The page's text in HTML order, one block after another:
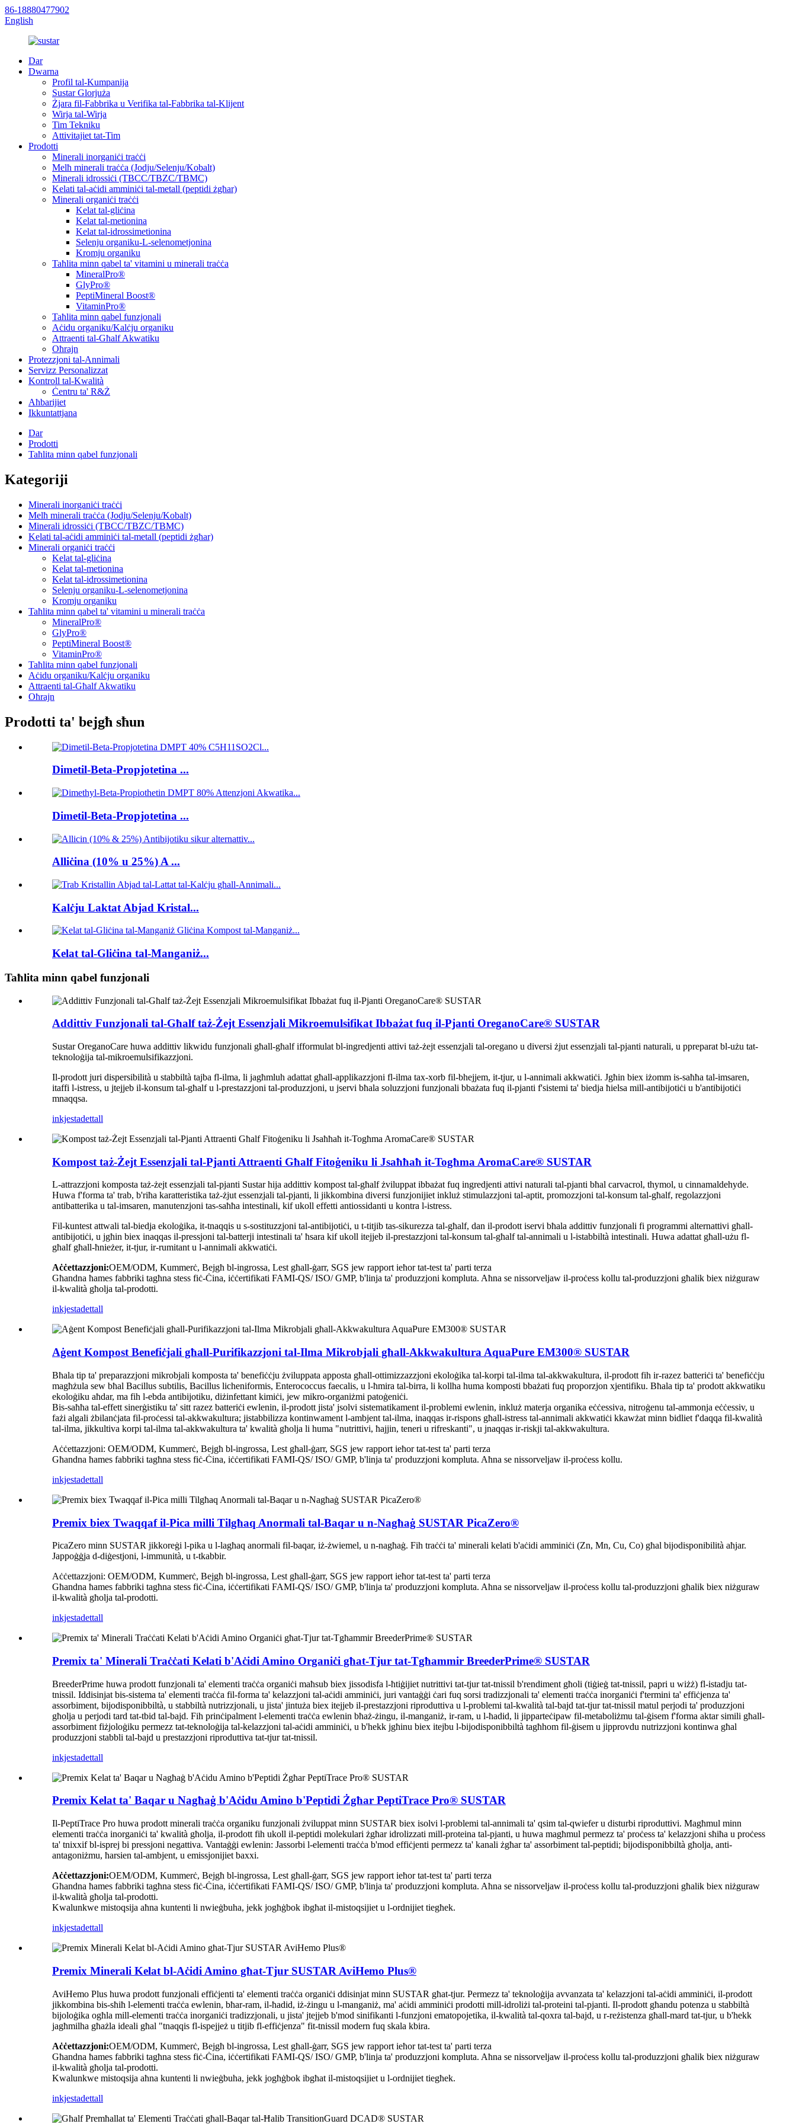
86-18880477902
English
Dar
Dwarna
Profil tal-Kumpanija
Sustar Glorjuża
Żjara fil-Fabbrika u Verifika tal-Fabbrika tal-Klijent
Wirja tal-Wirja
Tim Tekniku
Attivitajiet tat-Tim
Prodotti
Minerali inorganiċi traċċi
Melħ minerali traċċa (Jodju/Selenju/Kobalt)
Minerali idrossiċi (TBCC/TBZC/TBMC)
Kelati tal-aċidi amminiċi tal-metall (peptidi żgħar)
Minerali organiċi traċċi
Kelat tal-gliċina
Kelat tal-metionina
Kelat tal-idrossimetionina
Selenju organiku-L-selenometjonina
Kromju organiku
Taħlita minn qabel ta' vitamini u minerali traċċa
MineralPro®
GlyPro®
PeptiMineral Boost®
VitaminPro®
Taħlita minn qabel funzjonali
Aċidu organiku/Kalċju organiku
Attraenti tal-Għalf Akwatiku
Oħrajn
Protezzjoni tal-Annimali
Servizz Personalizzat
Kontroll tal-Kwalità
Ċentru ta' R&Ż
Aħbarijiet
Ikkuntattjana
Dar
Prodotti
Taħlita minn qabel funzjonali
Kategoriji
Minerali inorganiċi traċċi
Melħ minerali traċċa (Jodju/Selenju/Kobalt)
Minerali idrossiċi (TBCC/TBZC/TBMC)
Kelati tal-aċidi amminiċi tal-metall (peptidi żgħar)
Minerali organiċi traċċi
Kelat tal-gliċina
Kelat tal-metionina
Kelat tal-idrossimetionina
Selenju organiku-L-selenometjonina
Kromju organiku
Taħlita minn qabel ta' vitamini u minerali traċċa
MineralPro®
GlyPro®
PeptiMineral Boost®
VitaminPro®
Taħlita minn qabel funzjonali
Aċidu organiku/Kalċju organiku
Attraenti tal-Għalf Akwatiku
Oħrajn
Prodotti ta' bejgħ sħun
Dimetil-Beta-Propjotetina ...
Dimetil-Beta-Propjotetina ...
Alliċina (10% u 25%) A ...
Kalċju Laktat Abjad Kristal...
Kelat tal-Gliċina tal-Manganiż...
Taħlita minn qabel funzjonali
Addittiv Funzjonali tal-Għalf taż-Żejt Essenzjali Mikroemulsifikat Ibbażat fuq il-Pjanti OreganoCare® SUSTAR
Sustar OreganoCare huwa addittiv likwidu funzjonali għall-għalf ifformulat bl-ingredjenti attivi taż-żejt essenzjali tal-oregano u diversi żjut essenzjali tal-pjanti naturali, u ppreparat bl-użu tat-
teknoloġija tal-mikroemulsifikazzjoni.
Il-prodott juri dispersibilità u stabbiltà tajba fl-ilma, li jagħmluh adattat għall-applikazzjoni fl-ilma tax-xorb fil-bhejjem, it-tjur, u l-annimali akkwatiċi. Jgħin biex iżomm is-saħħa tal-imsaren,
itaffi l-istress, u jtejjeb il-konsum tal-għalf u l-prestazzjoni tal-produzzjoni, u jservi bħala soluzzjoni funzjonali bbażata fuq il-pjanti f'sistemi ta' biedja ħielsa mill-antibijotiċi u b'antibijotiċi
mnaqqsa.
inkjestadettall
Kompost taż-Żejt Essenzjali tal-Pjanti Attraenti Għalf Fitoġeniku li Jsaħħaħ it-Togħma AromaCare® SUSTAR
L-attrazzjoni komposta taż-żejt essenzjali tal-pjanti Sustar hija addittiv kompost tal-għalf żviluppat ibbażat fuq ingredjenti attivi naturali tal-pjanti bħal carvacrol, thymol, u cinnamaldehyde.
Huwa f'forma ta' trab, b'riħa karatteristika taż-żjut essenzjali tal-pjanti, li jikkombina diversi funzjonijiet inkluż stimulazzjoni tal-aptit, promozzjoni tal-konsum tal-għalf, regolazzjoni
antibatterika u tal-imsaren, manutenzjoni tas-saħħa intestinali, kif ukoll effetti antiossidanti u kontra l-istress.
Fil-kuntest attwali tal-biedja ekoloġika, it-tnaqqis u s-sostituzzjoni tal-antibijotiċi, u t-titjib tas-sikurezza tal-għalf, dan il-prodott iservi bħala addittiv funzjonali fi programmi alternattivi għall-
antibijotiċi, u jgħin biex inaqqas il-pressjoni tal-batterji intestinali ta' ħsara kif ukoll itejjeb il-prestazzjoni tal-konsum tal-għalf tal-annimali u l-istabbiltà intestinali. Huwa adattat għall-użu fl-
għalf għall-ħnieżer, it-tjur, ir-rumitant u l-annimali akkwatiċi.
Aċċettazzjoni:OEM/ODM, Kummerċ, Bejgħ bl-ingrossa, Lest għall-ġarr, SGS jew rapport ieħor tat-test ta' parti terza
Għandna ħames fabbriki tagħna stess fiċ-Ċina, iċċertifikati FAMI-QS/ ISO/ GMP, b'linja ta' produzzjoni kompluta. Aħna se nissorveljaw il-proċess kollu tal-produzzjoni għalik biex niżguraw
il-kwalità għolja tal-prodotti.
inkjestadettall
Aġent Kompost Benefiċjali għall-Purifikazzjoni tal-Ilma Mikrobjali għall-Akkwakultura AquaPure EM300® SUSTAR
Bħala tip ta' preparazzjoni mikrobjali komposta ta' benefiċċju żviluppata apposta għall-ottimizzazzjoni ekoloġika tal-korpi tal-ilma tal-akkwakultura, il-prodott fih ir-razez batteriċi ta' benefiċċju
magħżula sew bħal Bacillus subtilis, Bacillus licheniformis, Enterococcus faecalis, u l-ħmira tal-birra, li kollha huma komposti bbażati fuq proporzjon xjentifiku. Bħala tip ta' prodott akkwatiku
ekoloġiku aħdar, ma fih l-ebda antibijotiku, diżinfettant kimiċi, jew mikro-organiżmi patoġeniċi.
Bis-saħħa tal-effett sinerġistiku ta' sitt razez batteriċi ewlenin, il-prodott jista' jsolvi sistematikament il-problemi ewlenin, inkluż materja organika eċċessiva, nitroġenu tal-ammonja eċċessiv, u
fażi algali żbilanċjata fil-proċessi tal-akkwakultura; jistabbilizza kontinwament l-ambjent tal-ilma, inaqqas ir-rispons għall-istress tal-annimali akkwatiċi kkawżat minn bidliet f'daqqa fil-kwalità
tal-ilma, jikkultiva korpi tal-ilma tal-akkwakultura ta' kwalità għolja li huma "nutrittivi, ħajjin, teneri u rifreskanti", u jnaqqas ir-riskji tal-akkwakultura.
Aċċettazzjoni: OEM/ODM, Kummerċ, Bejgħ bl-ingrossa, Lest għall-ġarr, SGS jew rapport ieħor tat-test ta' parti terza
Għandna ħames fabbriki tagħna stess fiċ-Ċina, iċċertifikati FAMI-QS/ ISO/ GMP, b'linja ta' produzzjoni kompluta. Aħna se nissorveljaw il-proċess kollu.
inkjestadettall
Premix biex Twaqqaf il-Pica milli Tilgħaq Anormali tal-Baqar u n-Nagħaġ SUSTAR PicaZero®
PicaZero minn SUSTAR jikkoreġi l-pika u l-lagħaq anormali fil-baqar, iż-żwiemel, u n-nagħaġ. Fih traċċi ta' minerali kelati b'aċidi amminiċi (Zn, Mn, Cu, Co) għal bijodisponibilità aħjar.
Jappoġġja d-diġestjoni, l-immunità, u t-tkabbir.
Aċċettazzjoni: OEM/ODM, Kummerċ, Bejgħ bl-ingrossa, Lest għall-ġarr, SGS jew rapport ieħor tat-test ta' parti terza
Għandna ħames fabbriki tagħna stess fiċ-Ċina, iċċertifikati FAMI-QS/ ISO/ GMP, b'linja ta' produzzjoni kompluta. Aħna se nissorveljaw il-proċess kollu tal-produzzjoni għalik biex niżguraw
il-kwalità għolja tal-prodotti.
inkjestadettall
Premix ta' Minerali Traċċati Kelati b'Aċidi Amino Organiċi għat-Tjur tat-Tgħammir BreederPrime® SUSTAR
BreederPrime huwa prodott funzjonali ta' elementi traċċa organiċi maħsub biex jissodisfa l-ħtiġijiet nutrittivi tat-tjur tat-tnissil b'rendiment għoli (tiġieġ tat-tnissil, papri u wiżż) fl-istadju tat-
tnissil. Iddisinjat bis-sistema ta' elementi traċċa fil-forma ta' kelazzjoni tal-aċidi amminiċi, juri vantaġġi ċari fuq sorsi tradizzjonali ta' elementi traċċa inorganiċi f'termini ta' effiċjenza ta'
assorbiment, bijodisponibbiltà, u stabbiltà nutrizzjonali, u jista' jintuża biex itejjeb il-prestazzjoni riproduttiva u l-problemi tal-kwalità tal-bajd tat-tjur tat-tnissil matul perjodi ta' produzzjoni
għolja u perjodi tard tat-tbid tal-bajd. Fih prinċipalment l-elementi traċċa ewlenin bħaż-żingu, il-manganiż, ir-ram, u l-ħadid, li jipparteċipaw fil-metaboliżmu tal-ġisem f'forma aktar simili għall-
assorbiment fiżjoloġiku permezz tat-teknoloġija tal-kelazzjoni tal-aċidi amminiċi, u b'hekk jgħinu biex itejbu l-bijodisponibbiltà tagħhom fil-ġisem u jipprovdu nutrizzjoni kontinwa għal
produzzjoni stabbli tal-bajd u prestazzjoni riproduttiva tat-tjur tat-tnissil.
inkjestadettall
Premix Kelat ta' Baqar u Nagħaġ b'Aċidu Amino b'Peptidi Żgħar PeptiTrace Pro® SUSTAR
Il-PeptiTrace Pro huwa prodott minerali traċċa organiku funzjonali żviluppat minn SUSTAR biex isolvi l-problemi tal-annimali ta' qsim tal-qwiefer u disturbi riproduttivi. Magħmul minn
elementi traċċa inorganiċi ta' kwalità għolja, il-prodott fih ukoll il-peptidi molekulari żgħar idrolizzati mill-proteina tal-pjanti, u huwa magħmul permezz ta' proċess ta' kelazzjoni sħiħa u proċess
ta' tnixxif bl-isprej bi pressjoni negattiva. Vantaġġi ewlenin: Jassorbi l-elementi traċċa b'mod effiċjenti permezz ta' kanali żgħar ta' assorbiment tal-peptidi; bijodisponibbiltà għolja, anti-
antagoniżmu, ħarsien tal-ambjent, u emissjonijiet baxxi.
Aċċettazzjoni:OEM/ODM, Kummerċ, Bejgħ bl-ingrossa, Lest għall-ġarr, SGS jew rapport ieħor tat-test ta' parti terza
Għandna ħames fabbriki tagħna stess fiċ-Ċina, iċċertifikati FAMI-QS/ ISO/ GMP, b'linja ta' produzzjoni kompluta. Aħna se nissorveljaw il-proċess kollu tal-produzzjoni għalik biex niżguraw
il-kwalità għolja tal-prodotti.
Kwalunkwe mistoqsija aħna kuntenti li nwieġbuha, jekk jogħġbok ibgħat il-mistoqsijiet u l-ordnijiet tiegħek.
inkjestadettall
Premix Minerali Kelat bl-Aċidi Amino għat-Tjur SUSTAR AviHemo Plus®
AviHemo Plus huwa prodott funzjonali effiċjenti ta' elementi traċċa organiċi ddisinjat minn SUSTAR għat-tjur. Permezz ta' teknoloġija avvanzata ta' kelazzjoni tal-aċidi amminiċi, il-prodott
jikkombina bis-sħiħ l-elementi traċċa ewlenin, bħar-ram, il-ħadid, iż-żingu u l-manganiż, ma' aċidi amminiċi prodotti mill-idroliżi tal-proteini tal-pjanti. Il-prodott għandu potenza u stabbiltà
bijoloġika ogħla mill-elementi traċċa inorganiċi tradizzjonali, u jista' jtejjeb b'mod sinifikanti l-funzjoni ematopojetika, il-kwalità tal-qoxra tal-bajd, u r-reżistenza għall-mard tat-tjur, u b'hekk
jagħmilha għażla ideali għal "tnaqqis fl-ispejjeż u titjib fl-effiċjenza" fit-tnissil modern fuq skala kbira.
Aċċettazzjoni:OEM/ODM, Kummerċ, Bejgħ bl-ingrossa, Lest għall-ġarr, SGS jew rapport ieħor tat-test ta' parti terza
Għandna ħames fabbriki tagħna stess fiċ-Ċina, iċċertifikati FAMI-QS/ ISO/ GMP, b'linja ta' produzzjoni kompluta. Aħna se nissorveljaw il-proċess kollu tal-produzzjoni għalik biex niżguraw
il-kwalità għolja tal-prodotti.
Kwalunkwe mistoqsija aħna kuntenti li nwieġbuha, jekk jogħġbok ibgħat il-mistoqsijiet u l-ordnijiet tiegħek.
inkjestadettall